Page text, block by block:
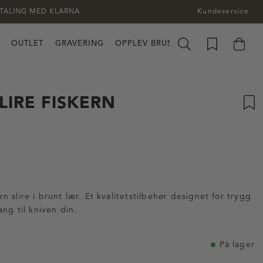
MED KLARNA Kundeservice
OUTLET GRAVERING OPPLEV BRUSLETTO
FISKERN
slire i brunt lær. Et kvalitetstilbehør designet for trygg
til kniven din.
På lager